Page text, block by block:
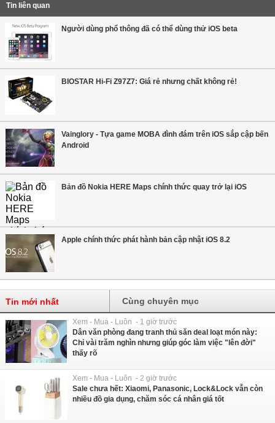
Tin liên quan
Người dùng phổ thông đã có thể dùng thử iOS beta
BIOSTAR Hi-Fi Z97Z7: Giá rẻ nhưng chất không rẻ!
Vainglory - Tựa game MOBA đình đám trên iOS sắp cập bến
Android
Bản đồ Nokia HERE Maps chính thức quay trở lại iOS
Apple chính thức phát hành bản cập nhật iOS 8.2
Tin mới nhất Cùng chuyên mục
Xem - Mua - Luôn - 1 giờ trước
Dân văn phòng đang tranh thủ săn deal loạt món này:
Chỉ vài trăm nghìn nhưng giúp góc làm việc "lên đời"
thấy rõ
Xem - Mua - Luôn - 2 giờ trước
Sale chưa hết: Xiaomi, Panasonic, Lock&Lock vẫn còn
nhiều đồ gia dụng, chăm sóc cá nhân giá tốt